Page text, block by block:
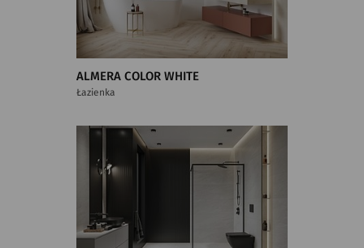
ALMERA COLOR WHITE
Łazienka